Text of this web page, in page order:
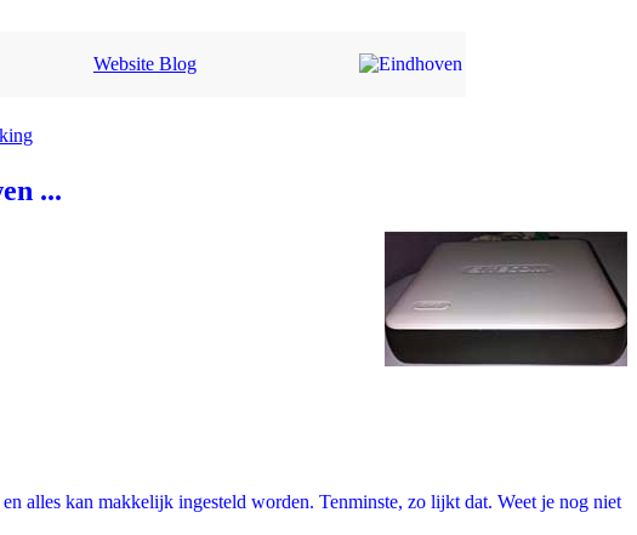
Website Blog
...
alles kan makkelijk ingesteld worden. Tenminste, zo lijkt dat. Weet je nog niet